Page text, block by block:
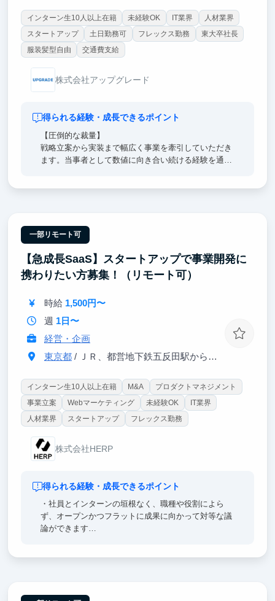
インターン生10人以上在籍 未経験OK IT業界
人材業界
スタートアップ
土日勤務可 フレックス勤務
東大卒社長
服装髪型自由
交通費支給
株式会社アップグレード
得られる経験・成長できるポイント
【圧倒的な裁量】
戦略立案から実装まで幅広く事業を牽引していただき
ます。当事者として数値に向き合い続ける経験を通
経営陣のすぐ隣で、超一流の意思決定プロセスを肌で
感じつつ直接吸収できます。日々のフィードバックを
通じ、どこでも通用する「解像度の高い思考力」を身
に沁み込ませます。
高倍率を突破したトップ層の学生が集結。オフィスに
来るだけで視座が高まる刺激を受けることができま
商社等のトップ企業へ内定しています。
一部リモート可
【急成長SaaS】スタートアップで事業開発に
携わりたい方募集！（リモート可）
時給 1,500円〜
週 1日〜
経営・企画
東京都/ ＪＲ、都営地下鉄五反田駅から徒歩1分
インターン生10人以上在籍 M&A
プロダクトマネジメント
事業立案
Webマーケティング 未経験OK
IT業界
人材業界
スタートアップ フレックス勤務
株式会社HERP
得られる経験・成長できるポイント
・社員とインターンの垣根なく、職種や役割によら
ず、オープンかつフラットに成果に向かって対等な議
論ができます